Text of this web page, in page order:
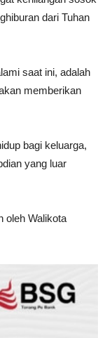
dari Tuhan
saat ini, adalah
memberikan
bagi keluarga,
yang luar
oleh Walikota